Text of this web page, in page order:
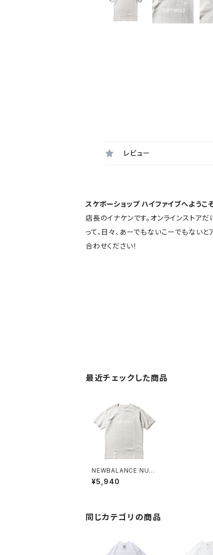
レビュー
スケボーショップ ハイファイブへようこそ
店長のイナケンです。オンラインストア
って、日々、あーでもないこーでもない
合わせください！
最近チェックした商品
NEWBALANCE NUM
ERIC S/S TEE SHIRT
グレーマター
¥5,940
同じカテゴリの商品